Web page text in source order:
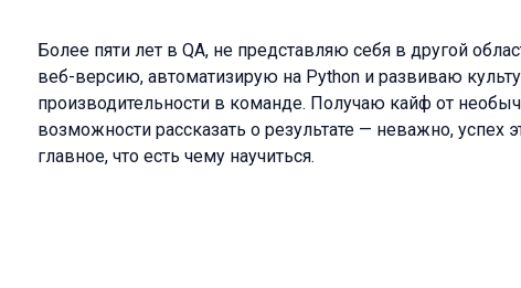
Более пяти лет в QA, не представляю себя в другой
веб-версию, автоматизирую на Python и развиваю
производительности в команде. Получаю кайф от
возможности рассказать о результате — неважно, успех
главное, что есть чему научиться.